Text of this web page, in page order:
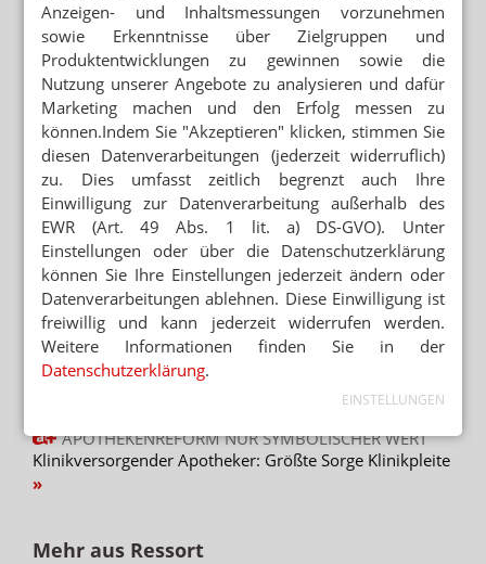
Anzeigen- und Inhaltsmessungen vorzunehmen
sowie Erkenntnisse über Zielgruppen und
Produktentwicklungen zu gewinnen sowie die
Nutzung unserer Angebote zu analysieren und dafür
Marketing machen und den Erfolg messen zu
können.Indem Sie "Akzeptieren" klicken, stimmen Sie
diesen Datenverarbeitungen (jederzeit widerruflich)
zu. Dies umfasst zeitlich begrenzt auch Ihre
Einwilligung zur Datenverarbeitung außerhalb des
EWR (Art. 49 Abs. 1 lit. a) DS-GVO). Unter
Einstellungen oder über die Datenschutzerklärung
können Sie Ihre Einstellungen jederzeit ändern oder
Datenverarbeitungen ablehnen. Diese Einwilligung ist
freiwillig und kann jederzeit widerrufen werden.
Weitere Informationen finden Sie in der
Datenschutzerklärung.
EINSTELLUNGEN
Neuere Artikel zum Thema
E-REZEPT FÜR HEIMBEWOHNER
Red Medical: Bote soll mit Laptop ins Heim
fahren
KEIN VERSTOSS GEGEN ZUWEISUNGSVERBOT
Apotheker: „E-Rezept erleichtert
Heimversorgung“
Mehr zum Thema
HEIMVERSORGUNG
Zuweisungsverbot bis 2029 aufgehoben
ANTRAG ZUR APOTHEKENREFORM
APOTHEKENREFORM NUR SYMBOLISCHER WERT
Klinikversorgender Apotheker: Größte Sorge Klinikpleite
Mehr aus Ressort